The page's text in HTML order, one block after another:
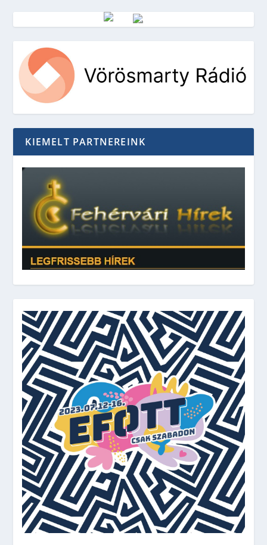
Vörösmarty Rádió
KIEMELT PARTNEREINK